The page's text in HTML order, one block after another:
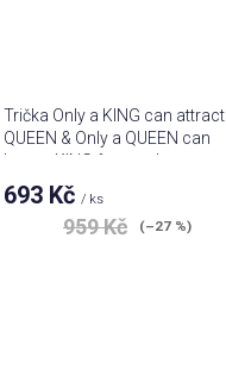
Trička Only a KING can attract
QUEEN & Only a QUEEN can
keep a KING focused
693 Kč/ ks
959 Kč (–27 %)